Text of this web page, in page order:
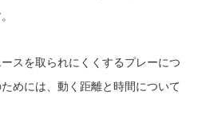
スを取られにくくするプレーにつ
めには、動く距離と時間について